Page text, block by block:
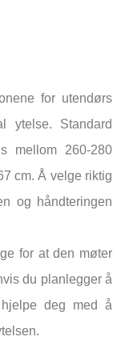
for utendørs
ytelse. Standard
mellom 260-280
cm. Å velge riktig
og håndteringen
for at den møter
du planlegger å
deg med å